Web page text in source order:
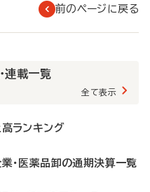
前のページに戻る
連載一覧
全て表示
高ランキング
業・医薬品卸の通期決算一覧